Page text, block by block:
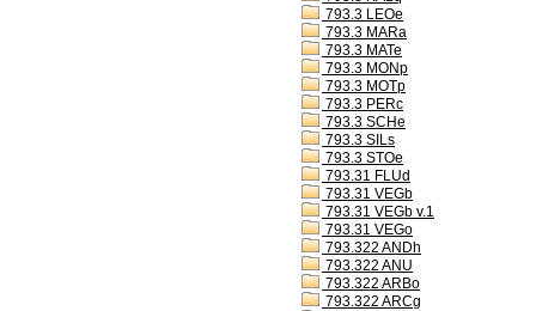
793.3 LEOe
793.3 MARa
793.3 MATe
793.3 MONp
793.3 MOTp
793.3 PERc
793.3 SCHe
793.3 SILs
793.3 STOe
793.31 FLUd
793.31 VEGb
793.31 VEGb v.1
793.31 VEGo
793.322 ANDh
793.322 ANU
793.322 ARBo
793.322 ARCg